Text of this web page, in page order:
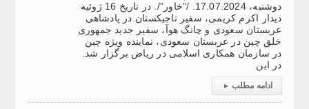
دوشنبه، 17.07.2024. /”خاور”/. در تاریخ 16 ژوئیه
دیدار اکرم کریمی، سفیر تاجیکستان در پادشاهی
عربستان سعودی و چانگ هوآ، سفیر جدید جمهوری
خلق چین در عربستان سعودی، نماینده ویژه چین
در سازمان همکاری اسلامی در ریاض برگزار شد.
در این
ادامه مطلب ▸